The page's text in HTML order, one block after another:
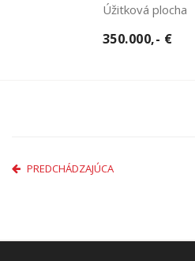
Úžitková plocha
350.000,- €
PREDCHÁDZAJÚCA